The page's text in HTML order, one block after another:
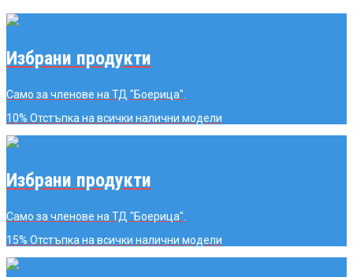
Избрани продукти
Само за членове на ТД "Боерица".
10% Отстъпка на всички налични модели
Избрани продукти
Само за членове на ТД "Боерица".
15% Отстъпка на всички налични модели